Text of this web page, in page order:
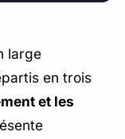
large
en trois
et les